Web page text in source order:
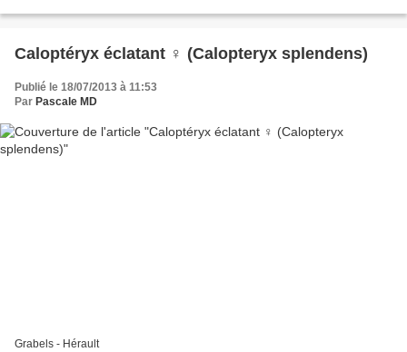
Caloptéryx éclatant ♀ (Calopteryx splendens)
Publié le 18/07/2013 à 11:53
Par Pascale MD
Grabels - Hérault